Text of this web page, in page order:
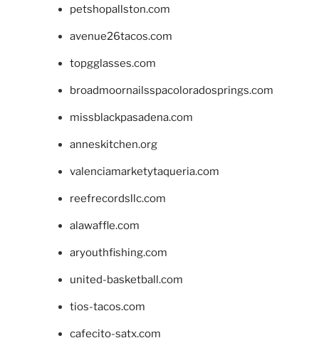
petshopallston.com
avenue26tacos.com
topgglasses.com
broadmoornailsspacoloradosprings.com
missblackpasadena.com
anneskitchen.org
valenciamarketytaqueria.com
reefrecordsllc.com
alawaffle.com
aryouthfishing.com
united-basketball.com
tios-tacos.com
cafecito-satx.com